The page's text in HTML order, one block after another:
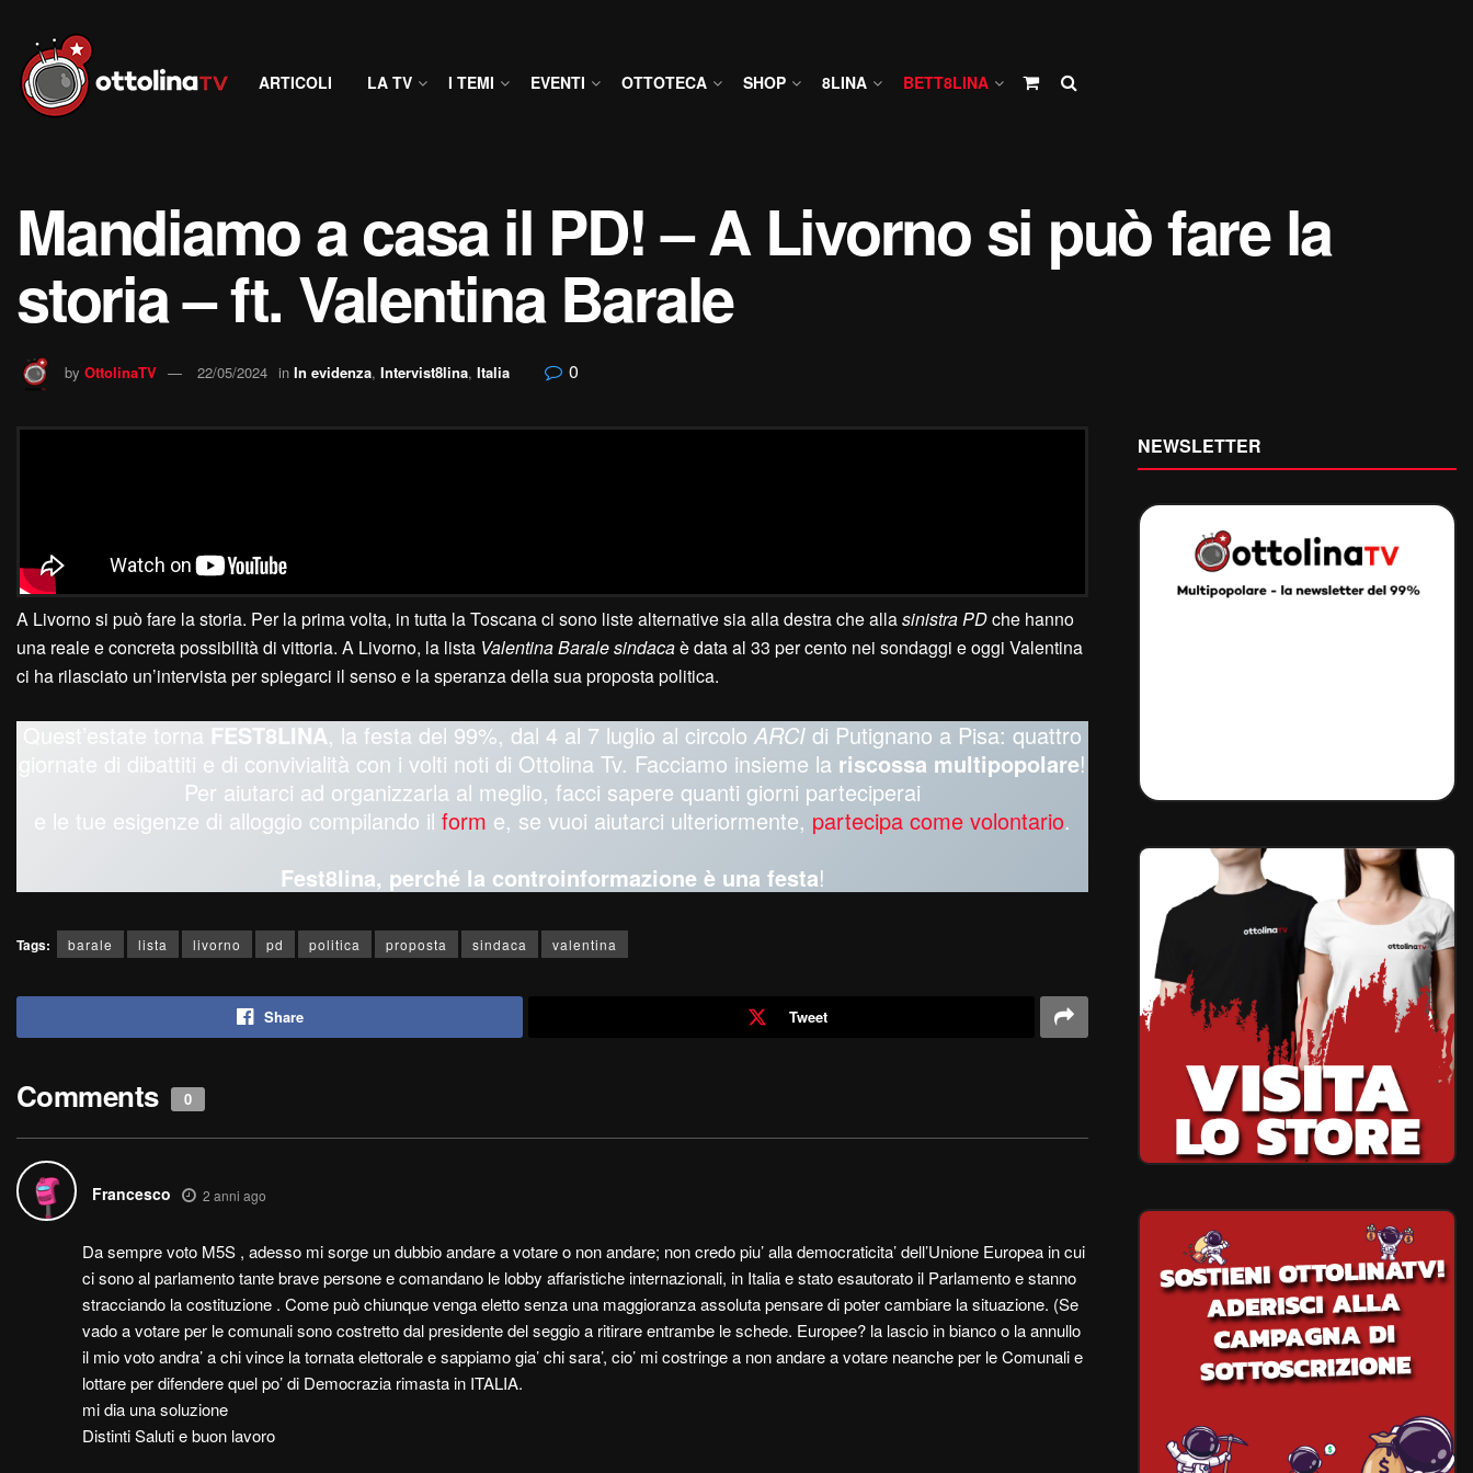
ARTICOLI LA TV I TEMI EVENTI OTTOTECA SHOP 8LINA BETT8LINA
Mandiamo a casa il PD! – A Livorno si può fare la
storia – ft. Valentina Barale
by OttolinaTV 22/05/2024 in In evidenza, Intervist8lina, Italia 0
A Livorno si può fare la storia. Per la prima volta, in tutta la Toscana ci sono liste alternative sia alla destra che allasinistraPDche hanno
una reale e concreta possibilità di vittoria. A Livorno, la lista Valentina Barale sindacaè data al 33 per cento nei sondaggi e oggi Valentina
ci ha rilasciato un’intervista per spiegarci il senso e la speranza della sua proposta politica.
Quest’estate torna FEST8LINA, la festa del 99%, dal 4 al 7 luglio al circolo ARCI di Putignano a Pisa: quattro
giornate di dibattiti e di convivialità con i volti noti di Ottolina Tv. Facciamo insieme la riscossa multipopolare!
Per aiutarci ad organizzarla al meglio, facci sapere quanti giorni parteciperai
e le tue esigenze di alloggio compilando il form e, se vuoi aiutarci ulteriormente, partecipa come volontario.
Fest8lina, perché la controinformazione è una festa!
Tags: barale lista livorno pd politica proposta sindaca valentina
Share Tweet
Comments 0
Francesco 2 anni ago
Da sempre voto M5S , adesso mi sorge un dubbio andare a votare o non andare; non credo piu’ alla democraticita’ dell’Unione Europea in cui
ci sono al parlamento tante brave persone e comandano le lobby affaristiche internazionali, in Italia e stato esautorato il Parlamento e stanno
stracciando la costituzione . Come può chiunque venga eletto senza una maggioranza assoluta pensare di poter cambiare la situazione. (Se
vado a votare per le comunali sono costretto dal presidente del seggio a ritirare entrambe le schede. Europee? la lascio in bianco o la annullo
il mio voto andra’ a chi vince la tornata elettorale e sappiamo gia’ chi sara’, cio’ mi costringe a non andare a votare neanche per le Comunali e
lottare per difendere quel po’ di Democrazia rimasta in ITALIA.
mi dia una soluzione
Distinti Saluti e buon lavoro
NEWSLETTER